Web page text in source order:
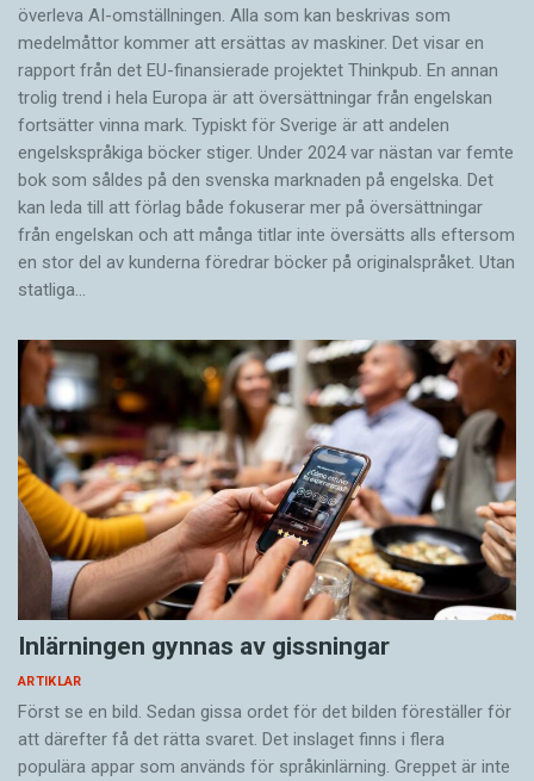
överleva AI-omställningen. Alla som kan beskrivas som
medelmåttor kommer att ersättas av maskiner. Det visar en
rapport från det EU-finansierade projektet Thinkpub. En annan
trolig trend i hela Europa är att översättningar från engelskan
fortsätter vinna mark. Typiskt för Sverige är att andelen
engelskspråkiga böcker stiger. Under 2024 var nästan var femte
bok som såldes på den svenska marknaden på engelska. Det
kan leda till att förlag både fokuserar mer på översättningar
från engelskan och att många titlar inte översätts alls eftersom
en stor del av kunderna föredrar böcker på originalspråket. Utan
statliga…
Inlärningen gynnas av gissningar
ARTIKLAR
Först se en bild. Sedan gissa ordet för det bilden föreställer för
att därefter få det rätta svaret. Det inslaget finns i flera
populära appar som används för språkinlärning. Greppet är inte